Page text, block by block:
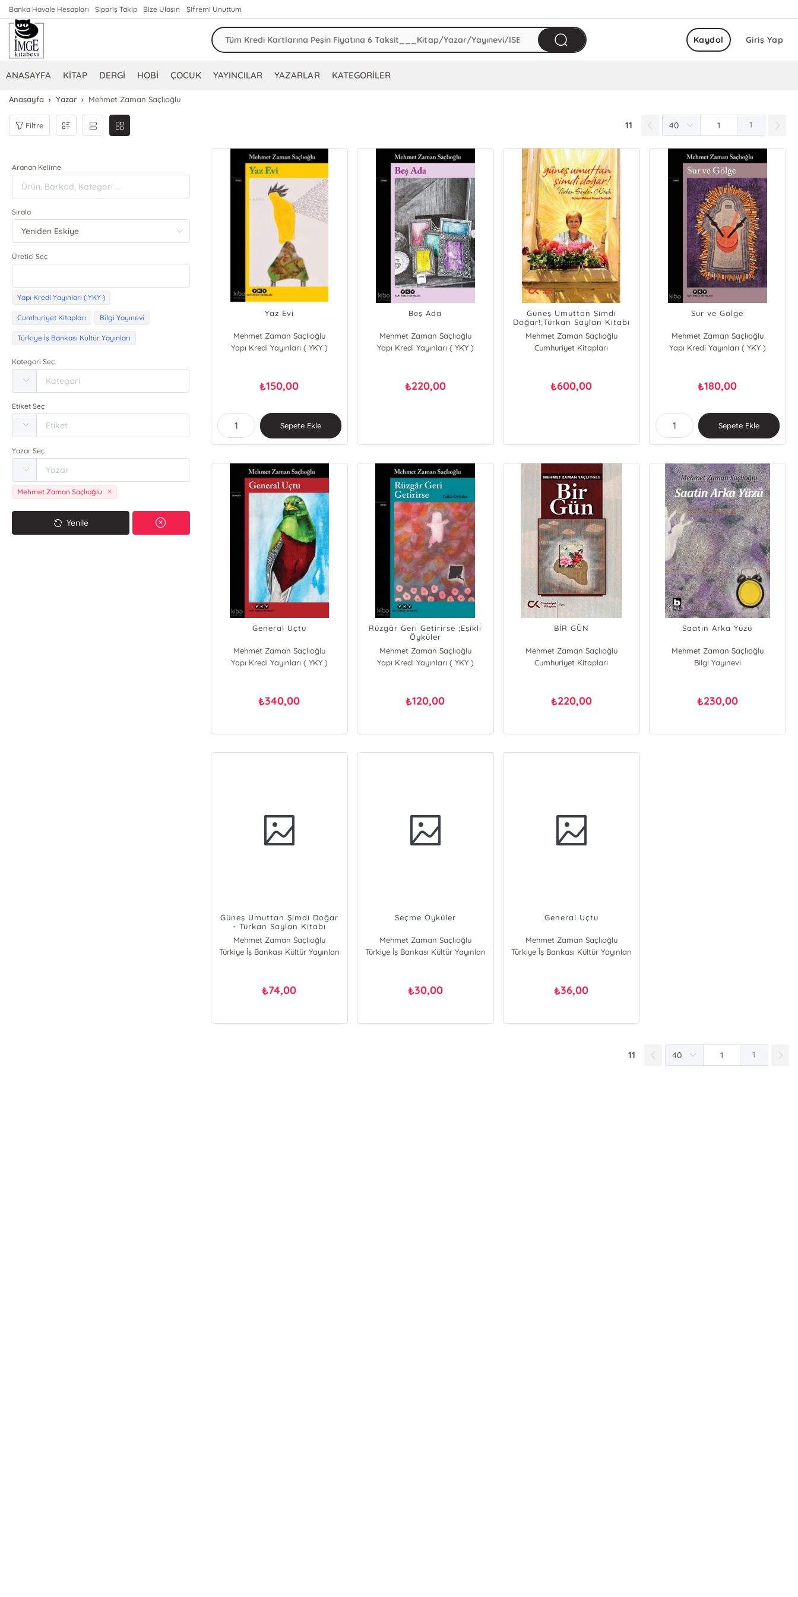
Banka Havale Hesapları Sipariş Takip Bize Ulaşın Şifremi Unuttum
Giriş Yap
Kaydol
ANASAYFA KİTAP DERGİ HOBİ ÇOCUK YAYINCILAR YAZARLAR KATEGORİLER
Anasayfa Yazar Mehmet Zaman Saçlıoğlu
Filtre 11 1
Aranan Kelime
Sırala
Üretici Seç
Yapı Kredi Yayınları ( YKY )
Cumhuriyet Kitapları Bilgi Yayınevi
Türkiye İş Bankası Kültür Yayınları
Kategori Seç
Etiket Seç
Yazar Seç
Mehmet Zaman Saçlıoğlu
Yenile
Yaz Evi
Mehmet Zaman Saçlıoğlu
Yapı Kredi Yayınları ( YKY )
₺150,00
Sepete Ekle
Beş Ada
Mehmet Zaman Saçlıoğlu
Yapı Kredi Yayınları ( YKY )
₺220,00
Güneş Umuttan Şimdi
Doğar!;Türkan Saylan Kitabı
Mehmet Zaman Saçlıoğlu
Türkan Saylan
Cumhuriyet Kitapları
₺600,00
Sur ve Gölge
Mehmet Zaman Saçlıoğlu
Yapı Kredi Yayınları ( YKY )
₺180,00
Sepete Ekle
General Uçtu
Mehmet Zaman Saçlıoğlu
Yapı Kredi Yayınları ( YKY )
₺340,00
Rüzgâr Geri Getirirse ;Eşikli
Öyküler
Mehmet Zaman Saçlıoğlu
Yapı Kredi Yayınları ( YKY )
₺120,00
BİR GÜN
Mehmet Zaman Saçlıoğlu
Cumhuriyet Kitapları
₺220,00
Saatin Arka Yüzü
Mehmet Zaman Saçlıoğlu
Bilgi Yayınevi
₺230,00
Güneş Umuttan Şimdi Doğar
- Türkan Saylan Kitabı
Mehmet Zaman Saçlıoğlu
Türkiye İş Bankası Kültür Yayınları
₺74,00
Seçme Öyküler
Mehmet Zaman Saçlıoğlu
Türkiye İş Bankası Kültür Yayınları
₺30,00
General Uçtu
Mehmet Zaman Saçlıoğlu
Türkiye İş Bankası Kültür Yayınları
₺36,00
11 1